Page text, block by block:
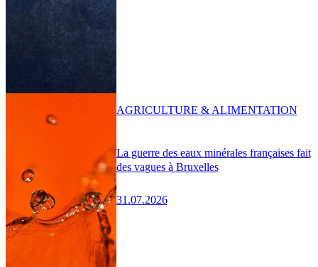
La guerre des eaux minérales françaises fait
des vagues à Bruxelles
31.07.2026
AGRICULTURE & ALIMENTATION